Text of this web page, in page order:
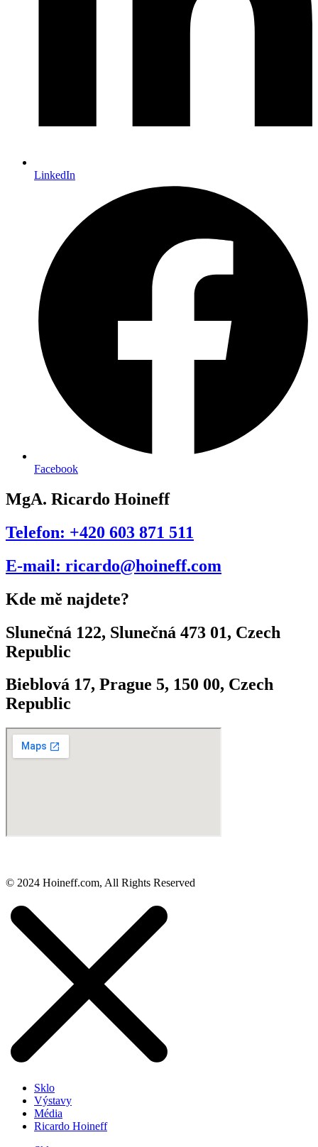
LinkedIn
Facebook
MgA. Ricardo Hoineff
Telefon: +420 603 871 511
E-mail: ricardo@hoineff.com
Kde mě najdete?
Slunečná 122, Slunečná 473 01, Czech
Republic
Bieblová 17, Prague 5, 150 00, Czech
Republic
© 2024 Hoineff.com, All Rights Reserved
Sklo
Výstavy
Média
Ricardo Hoineff